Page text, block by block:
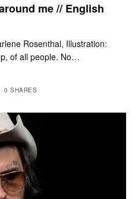
me // English
Rosenthal, Illustration:
of all people. No…
0 SHARES